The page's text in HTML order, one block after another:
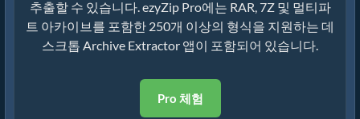
추출할 수 있습니다. ezyZip Pro에는 RAR, 7Z 및 멀티파
트 아카이브를 포함한 250개 이상의 형식을 지원하는 데
스크톱 Archive Extractor 앱이 포함되어 있습니다.
Pro 체험